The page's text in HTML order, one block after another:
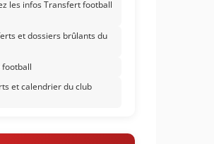
les infos Transfert football
et dossiers brûlants du
football
et calendrier du club